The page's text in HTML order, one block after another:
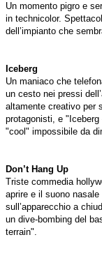
Un momento pigro e
in technicolor.
dell’impianto che
Iceberg
Un maniaco che
un cesto nei pressi
altamente creativo per
protagonisti, e "Iceberg
"cool" impossibile da
Don’t Hang Up
Triste commedia
aprire e il suono
sull’apparecchio a
un dive-bombing del
terrain".